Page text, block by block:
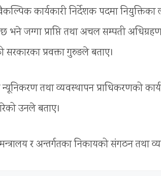
कार्यकारी निर्देशक पदमा नियुक्तिका
जग्गा प्राप्ति तथा अचल सम्पती
सरकारका प्रवक्ता गुरुङले बताए।
न्यूनिकरण तथा व्यवस्थापन प्राधिकरणको
उनले बताए।
र अन्तर्गतका निकायको संगठन तथा